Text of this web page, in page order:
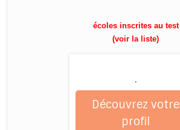
écoles inscrites au test
(voir la liste)
.
Découvrez votre
profil